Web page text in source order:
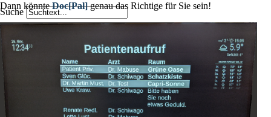
Suche
Medisoftware
Dann könnteDoc[Pal]genau das Richtige für Sie sein!